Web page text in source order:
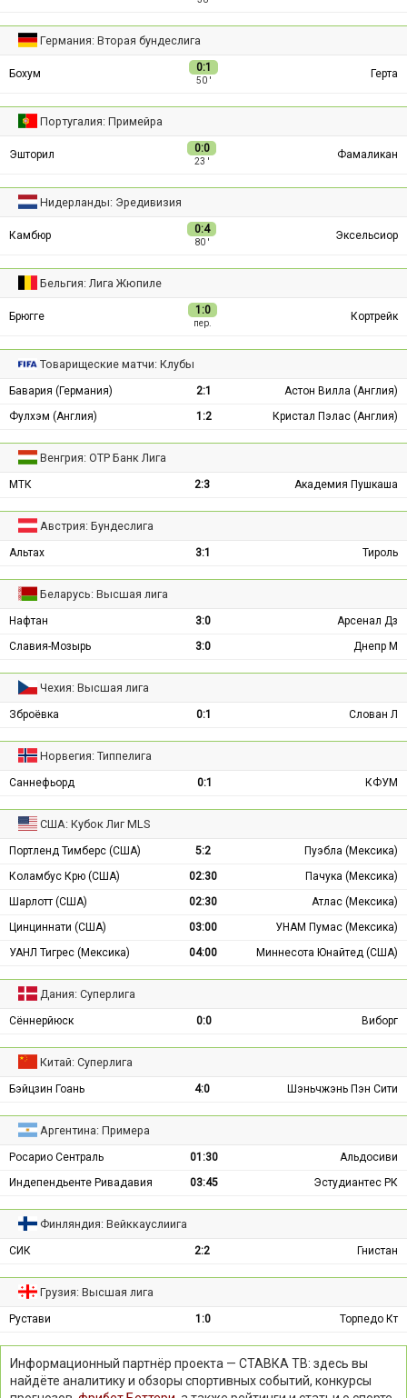
Германия: Вторая бундеслига
Бохум 0:1
50 ′
Герта
Португалия: Примейра
Эшторил 0:0
23 ′
Фамаликан
Нидерланды: Эредивизия
Камбюр 0:4
80 ′
Эксельсиор
Бельгия: Лига Жюпиле
Брюгге 1:0
пер.
Кортрейк
Товарищеские матчи: Клубы
Бавария (Германия) 2:1
Астон Вилла (Англия)
Фулхэм (Англия)
1:2 Кристал Пэлас (Англия)
Венгрия: ОТР Банк Лига
МТК 2:3 Академия Пушкаша
Австрия: Бундеслига
Альтах 3:1 Тироль
Беларусь: Высшая лига
Нафтан 3:0
Арсенал Дз
Славия-Мозырь
3:0 Днепр М
Чехия: Высшая лига
Зброёвка 0:1 Слован Л
Норвегия: Типпелига
Саннефьорд 0:1 КФУМ
США: Кубок Лиг MLS
Портленд Тимберс (США) 5:2
Пуэбла (Мексика)
Коламбус Крю (США)
02:30
Пачука (Мексика)
Шарлотт (США)
02:30
Атлас (Мексика)
Цинциннати (США)
03:00
УНАМ Пумас (Мексика)
УАНЛ Тигрес (Мексика)
04:00 Миннесота Юнайтед (США)
Дания: Суперлига
Сённерйюск 0:0 Виборг
Китай: Суперлига
Бэйцзин Гоань 4:0 Шэньчжэнь Пэн Сити
Аргентина: Примера
Росарио Сентраль 01:30
Альдосиви
Индепендьенте Ривадавия
03:45 Эстудиантес РК
Финляндия: Вейккауслиига
СИК 2:2 Гнистан
Грузия: Высшая лига
Рустави 1:0 Торпедо Кт
Информационный партнёр проекта — СТАВКА ТВ: здесь вы
найдёте аналитику и обзоры спортивных событий, конкурсы